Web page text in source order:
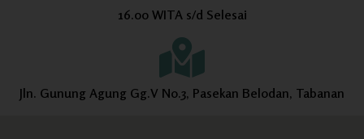
16.00 WITA s/d Selesai
Jln. Gunung Agung Gg.V No.3, Pasekan Belodan, Tabanan